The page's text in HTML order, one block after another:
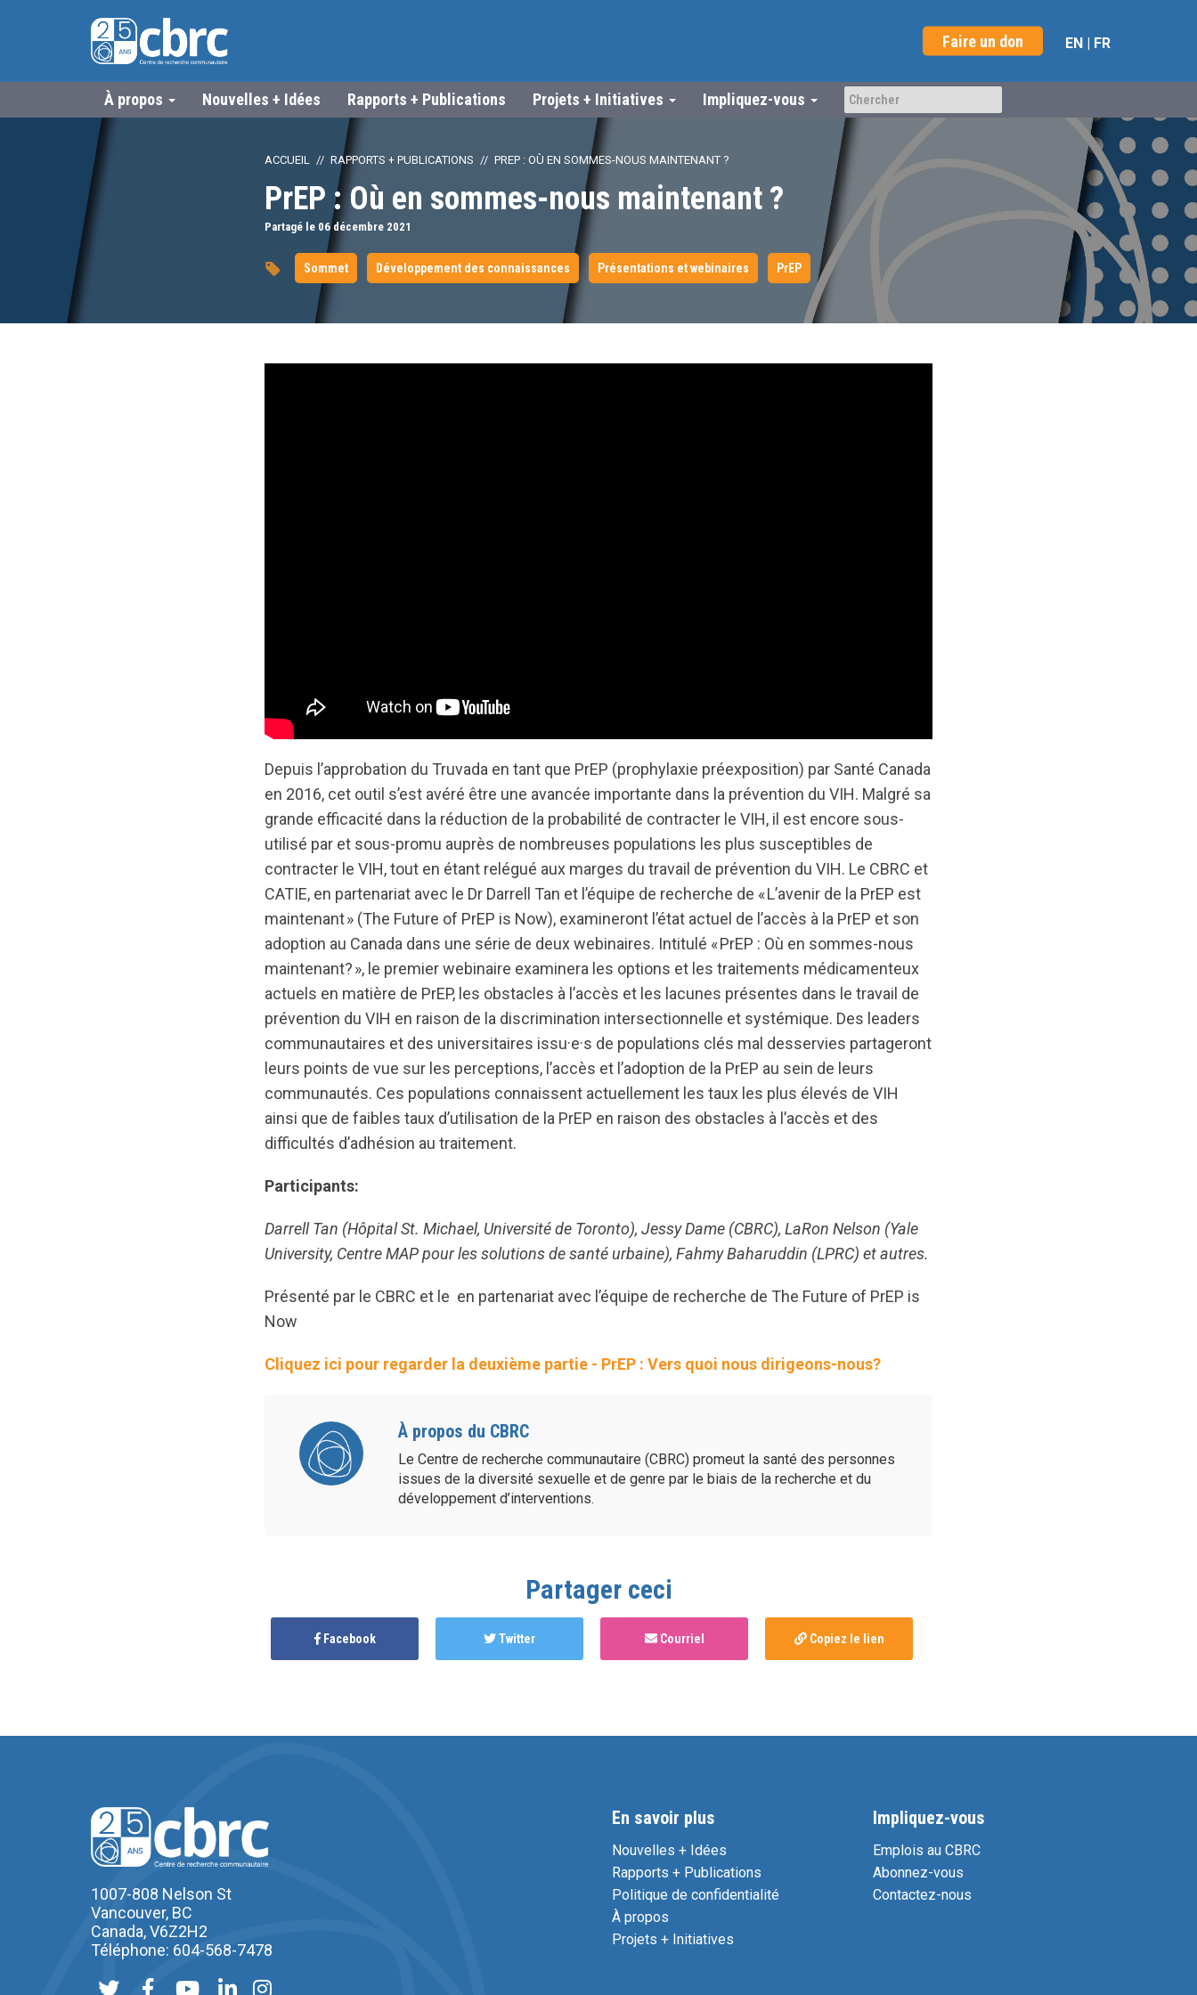
Faire un don EN | FR
À propos Nouvelles + Idées Rapports + Publications Projets + Initiatives Impliquez-vous
ACCUEIL RAPPORTS + PUBLICATIONS PREP : OÙ EN SOMMES-NOUS MAINTENANT ?
PrEP : Où en sommes-nous maintenant ?
Partagé le 06décembre 2021
Sommet Développement des connaissances Présentations et webinaires PrEP
Depuis l’approbation du Truvada en tant que PrEP (prophylaxie préexposition) par Santé Canada
en 2016, cet outil s’est avéré être une avancée importante dans la prévention du VIH. Malgré sa
grande efficacité dans la réduction de la probabilité de contracter le VIH, il est encore sous-
utilisé par et sous-promu auprès de nombreuses populations les plus susceptibles de
contracter le VIH, tout en étant relégué aux marges du travail de prévention du VIH. Le CBRC et
CATIE, en partenariat avec le Dr Darrell Tan et l’équipe de recherche de « L’avenir de la PrEP est
maintenant » (The Future of PrEP is Now), examineront l’état actuel de l’accès à la PrEP et son
adoption au Canada dans une série de deux webinaires. Intitulé « PrEP : Où en sommes-nous
maintenant? », le premier webinaire examinera les options et les traitements médicamenteux
actuels en matière de PrEP, les obstacles à l’accès et les lacunes présentes dans le travail de
prévention du VIH en raison de la discrimination intersectionnelle et systémique. Des leaders
communautaires et des universitaires issu·e·s de populations clés mal desservies partageront
leurs points de vue sur les perceptions, l’accès et l’adoption de la PrEP au sein de leurs
communautés. Ces populations connaissent actuellement les taux les plus élevés de VIH
ainsi que de faibles taux d’utilisation de la PrEP en raison des obstacles à l’accès et des
difficultés d’adhésion au traitement.
Participants:
Darrell Tan (Hôpital St. Michael, Université de Toronto), Jessy Dame (CBRC), LaRon Nelson (Yale
University, Centre MAP pour les solutions de santé urbaine), Fahmy Baharuddin (LPRC) et autres.
Présenté par le CBRC et le en partenariat avec l’équipe de recherche de The Future of PrEP is
Now
Cliquez ici pour regarder la deuxième partie - PrEP : Vers quoi nous dirigeons-nous?
À propos du CBRC
Le Centre de recherche communautaire (CBRC) promeut la santé des personnes
issues de la diversité sexuelle et de genre par le biais de la recherche et du
développement d’interventions.
Partager ceci
Facebook Twitter Courriel Copiez le lien
1007-808 Nelson St
Vancouver, BC
Canada, V6Z2H2
Téléphone: 604-568-7478
En savoir plus
Nouvelles + Idées
Rapports + Publications
Politique de confidentialité
À propos
Projets + Initiatives
Impliquez-vous
Emplois au CBRC
Abonnez-vous
Contactez-nous